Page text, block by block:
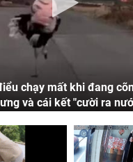
chạy mất khi đang
và cái kết "cười ra